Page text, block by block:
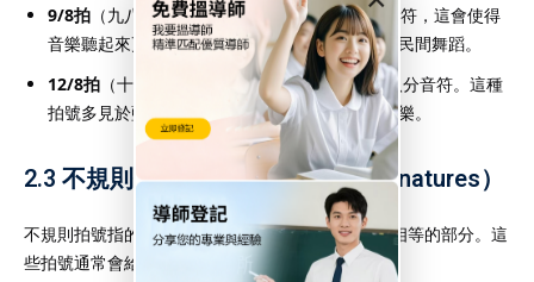
9/8拍 （九八拍）：每小節有9拍，每拍是八分音符，這會使得
音樂聽起來更加複雜，通常用於某些古典音樂或民間舞蹈。
12/8拍 （十二八拍）：每小節有12拍，每拍是八分音符。這種
拍號多見於藍調、福音歌曲和某些形式的搖滾音樂。
2.3 不規則拍號（Irregular Time Signatures）
不規則拍號指的是每小節的拍數無法均勻地劃分為相等的部分。這
些拍號通常會給音樂帶來不尋常或不穩定的節奏感。